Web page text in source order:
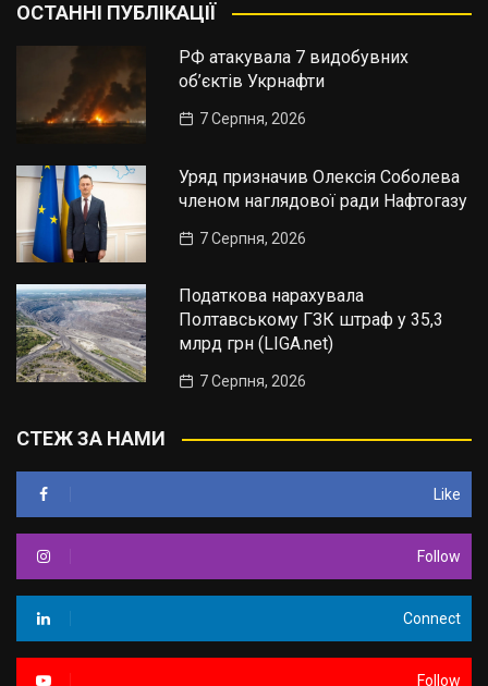
ОСТАННІ ПУБЛІКАЦІЇ
РФ атакувала 7 видобувних
об’єктів Укрнафти
7 Серпня, 2026
Уряд призначив Олексія Соболева
членом наглядової ради Нафтогазу
7 Серпня, 2026
Податкова нарахувала
Полтавському ГЗК штраф у 35,3
млрд грн (LIGA.net)
7 Серпня, 2026
СТЕЖ ЗА НАМИ
Like
Follow
Connect
Follow